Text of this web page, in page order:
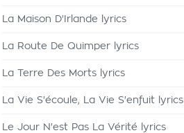
La Maison D'Irlande lyrics
La Route De Quimper lyrics
La Terre Des Morts lyrics
La Vie S'écoule, La Vie S'enfuit lyrics
Le Jour N'est Pas La Vérité lyrics